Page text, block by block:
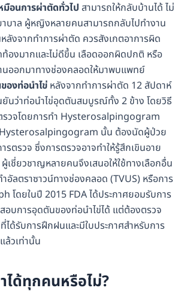
อนการผ่าตัดทั่วไป สามารถให้กลับบ้านได้ ไม่
บาล ผู้หญิงหลายคนสามารถกลับไปทำงาน
หลังจากทำการผ่าตัด ควรสังเกตอาการผิด
องมากและไม่ดีขึ้น เลือดออกผิดปกติ หรือ
นออกมาทางช่องคลอดให้มาพบแพทย์
องท่อนำไข่หลังจากทำการผ่าตัด 12 สัปดาห์
นว่าท่อนำไข่อุดตันสมบูรณ์ทั้ง 2 ข้าง โดยวิธี
รวจโดยการทำ Hysterosalpingogram
Hysterosalpingogram นั้น ต้องนัดผู้ป่วย
ารตรวจ ซึ่งการตรวจอาจทำให้รู้สึกเขินอาย
เชี่ยวชาญหลายคนจึงเสนอให้ใช้ทางเลือกอื่น
ำอัลตราซาวน์ทางช่องคลอด (TVUS) หรือการ
โดยในปี 2015 FDA ได้ประกาศยอมรับการ
อบการอุดตันของท่อนำไข่ได้ แต่ต้องตรวจ
ด้รับการฝึกฝนและมีใบประกาศสำหรับการ
ล้วเท่านั้น
ได้ทุกคนหรือไม่?